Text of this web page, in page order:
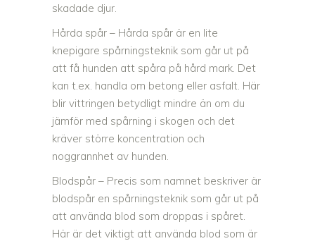
skadade djur.
Hårda spår – Hårda spår är en lite
knepigare spårningsteknik som går ut på
att få hunden att spåra på hård mark. Det
kan t.ex. handla om betong eller asfalt. Här
blir vittringen betydligt mindre än om du
jämför med spårning i skogen och det
kräver större koncentration och
noggrannhet av hunden.
Blodspår – Precis som namnet beskriver är
blodspår en spårningsteknik som går ut på
att använda blod som droppas i spåret.
Här är det viktigt att använda blod som är